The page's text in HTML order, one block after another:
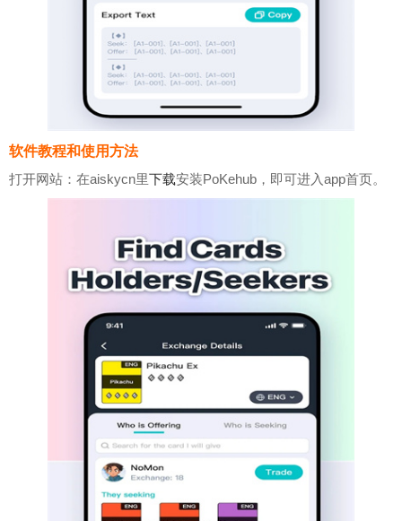
软件教程和使用方法
打开网站：在aiskycn里下载安装PoKehub，即可进入app首页。